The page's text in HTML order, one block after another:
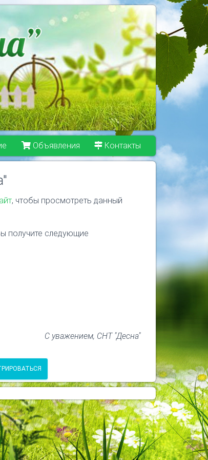
Объявления Контакты
, чтобы просмотреть данный
получите следующие
С уважением, СНТ "Десна"